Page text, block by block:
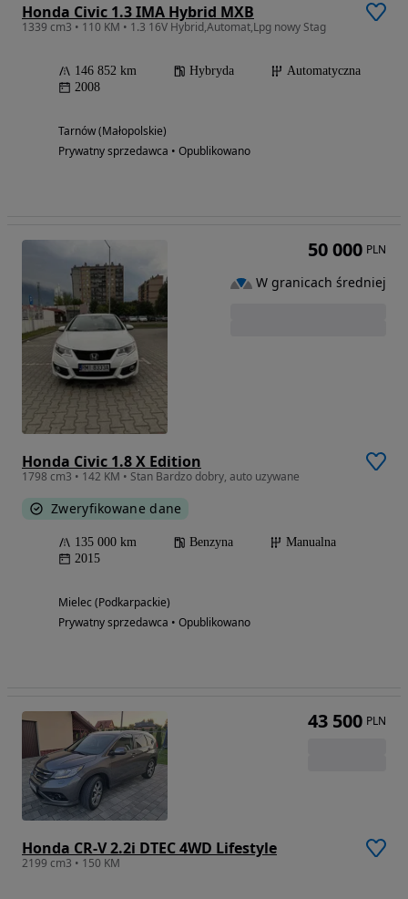
Honda Civic 1.3 IMA Hybrid MXB
1339 cm3 • 110 KM • 1.3 16V Hybrid,Automat,Lpg nowy Stag
146 852 km Hybryda
Automatyczna
2008
Tarnów (Małopolskie)
Prywatny sprzedawca • Opublikowano
Honda Civic 1.8 X Edition
1798 cm3 • 142 KM • Stan Bardzo dobry, auto uzywane
Zweryfikowane dane
135 000 km Benzyna
Manualna
2015
Mielec (Podkarpackie)
Prywatny sprzedawca • Opublikowano
50 000 PLN
W granicach średniej
Honda CR-V 2.2i DTEC 4WD Lifestyle
2199 cm3 • 150 KM
43 500 PLN